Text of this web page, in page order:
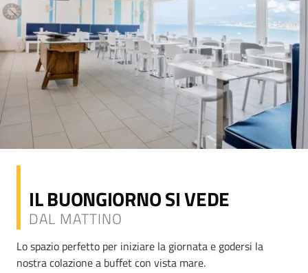
IL BUONGIORNO SI VEDE
DAL MATTINO
Lo spazio perfetto per iniziare la giornata e godersi la
nostra colazione a buffet con vista mare.